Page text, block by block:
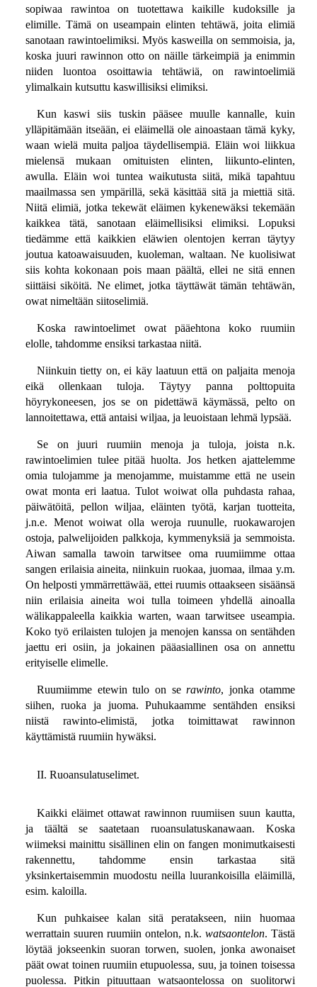
sopiwaa rawintoa on tuotettawa kaikille kudoksille ja
elimille. Tämä on useampain elinten tehtäwä, joita elimiä
sanotaan rawintoelimiksi. Myös kasweilla on semmoisia, ja,
koska juuri rawinnon otto on näille tärkeimpiä ja enimmin
niiden luontoa osoittawia tehtäwiä, on rawintoelimiä
ylimalkain kutsuttu kaswillisiksi elimiksi.
Kun kaswi siis tuskin pääsee muulle kannalle, kuin
ylläpitämään itseään, ei eläimellä ole ainoastaan tämä kyky,
waan wielä muita paljoa täydellisempiä. Eläin woi liikkua
mielensä mukaan omituisten elinten, liikunto-elinten,
awulla. Eläin woi tuntea waikutusta siitä, mikä tapahtuu
maailmassa sen ympärillä, sekä käsittää sitä ja miettiä sitä.
Niitä elimiä, jotka tekewät eläimen kykenewäksi tekemään
kaikkea tätä, sanotaan eläimellisiksi elimiksi. Lopuksi
tiedämme että kaikkien eläwien olentojen kerran täytyy
joutua katoawaisuuden, kuoleman, waltaan. Ne kuolisiwat
siis kohta kokonaan pois maan päältä, ellei ne sitä ennen
siittäisi siköitä. Ne elimet, jotka täyttäwät tämän tehtäwän,
owat nimeltään siitoselimiä.
Koska rawintoelimet owat pääehtona koko ruumiin
elolle, tahdomme ensiksi tarkastaa niitä.
Niinkuin tietty on, ei käy laatuun että on paljaita menoja
eikä ollenkaan tuloja. Täytyy panna polttopuita
höyrykoneesen, jos se on pidettäwä käymässä, pelto on
lannoitettawa, että antaisi wiljaa, ja leuoistaan lehmä lypsää.
Se on juuri ruumiin menoja ja tuloja, joista n.k.
rawintoelimien tulee pitää huolta. Jos hetken ajattelemme
omia tulojamme ja menojamme, muistamme että ne usein
owat monta eri laatua. Tulot woiwat olla puhdasta rahaa,
päiwätöitä, pellon wiljaa, eläinten työtä, karjan tuotteita,
j.n.e. Menot woiwat olla weroja ruunulle, ruokawarojen
ostoja, palwelijoiden palkkoja, kymmenyksiä ja semmoista.
Aiwan samalla tawoin tarwitsee oma ruumiimme ottaa
sangen erilaisia aineita, niinkuin ruokaa, juomaa, ilmaa y.m.
On helposti ymmärrettäwää, ettei ruumis ottaakseen sisäänsä
niin erilaisia aineita woi tulla toimeen yhdellä ainoalla
wälikappaleella kaikkia warten, waan tarwitsee useampia.
Koko työ erilaisten tulojen ja menojen kanssa on sentähden
jaettu eri osiin, ja jokainen pääasiallinen osa on annettu
erityiselle elimelle.
Ruumiimme etewin tulo on serawinto, jonka otamme
siihen, ruoka ja juoma. Puhukaamme sentähden ensiksi
niistä rawinto-elimistä, jotka toimittawat rawinnon
käyttämistä ruumiin hywäksi.
II. Ruoansulatuselimet.
Kaikki eläimet ottawat rawinnon ruumiisen suun kautta,
ja täältä se saatetaan ruoansulatuskanawaan. Koska
wiimeksi mainittu sisällinen elin on fangen monimutkaisesti
rakennettu, tahdomme ensin tarkastaa sitä
yksinkertaisemmin muodostu neilla luurankoisilla eläimillä,
esim. kaloilla.
Kun puhkaisee kalan sitä peratakseen, niin huomaa
werrattain suuren ruumiin ontelon, n.k. watsaontelon. Tästä
löytää jokseenkin suoran torwen, suolen, jonka awonaiset
päät owat toinen ruumiin etupuolessa, suu, ja toinen toisessa
puolessa. Pitkin pituuttaan watsaontelossa on suolitorwi